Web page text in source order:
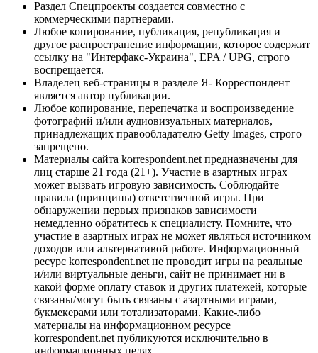
Раздел Спецпроекты создается совместно с
коммерческими партнерами.
Любое копирование, публикация, републикация и
другое распространение информации, которое содержит
ссылку на "Интерфакс-Украина", EPA / UPG, строго
воспрещается.
Владелец веб-страницы в разделе Я- Корреспондент
является автор публикации.
Любое копирование, перепечатка и воспроизведение
фотографий и/или аудиовизуальных материалов,
принадлежащих правообладателю Getty Images, строго
запрещено.
Материалы сайта korrespondent.net предназначены для
лиц старше 21 года (21+). Участие в азартных играх
может вызвать игровую зависимость. Соблюдайте
правила (принципы) ответственной игры. При
обнаружении первых признаков зависимости
немедленно обратитесь к специалисту. Помните, что
участие в азартных играх не может являться источником
доходов или альтернативой работе. Информационный
ресурс korrespondent.net не проводит игры на реальные
и/или виртуальные деньги, сайт не принимает ни в
какой форме оплату ставок и других платежей, которые
связаны/могут быть связаны с азартными играми,
букмекерами или тотализаторами. Какие-либо
материалы на информационном ресурсе
korrespondent.net публикуются исключительно в
информационных целях.